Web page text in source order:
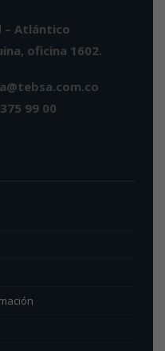
– Atlántico
oficina 1602.
99 00